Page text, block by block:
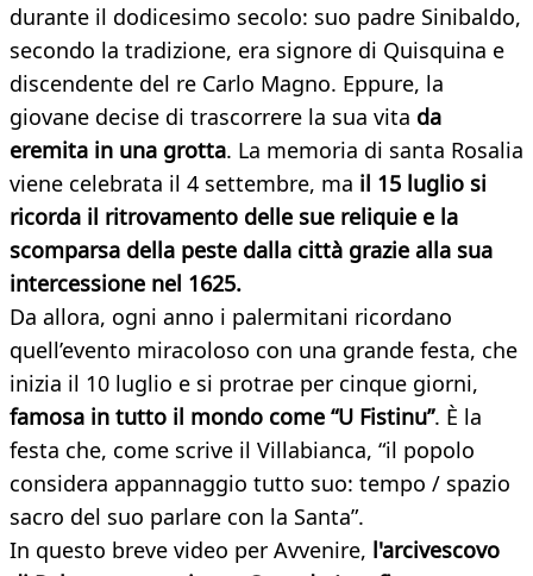
durante il dodicesimo secolo: suo padre Sinibaldo,
secondo la tradizione, era signore di Quisquina e
discendente del re Carlo Magno. Eppure, la
giovane decise di trascorrere la sua vita da
eremita in una grotta. La memoria di santa Rosalia
viene celebrata il 4 settembre, ma il 15 luglio si
ricorda il ritrovamento delle sue reliquie e la
scomparsa della peste dalla città grazie alla sua
intercessione nel 1625.
Da allora, ogni anno i palermitani ricordano
quell’evento miracoloso con una grande festa, che
inizia il 10 luglio e si protrae per cinque giorni,
famosa in tutto il mondo come “U Fistinu”. È la
festa che, come scrive il Villabianca, “il popolo
considera appannaggio tutto suo: tempo / spazio
sacro del suo parlare con la Santa”.
In questo breve video per Avvenire, l'arcivescovo